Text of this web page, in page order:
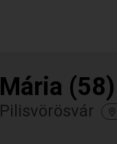
Mária (58)
Pilisvörösvár